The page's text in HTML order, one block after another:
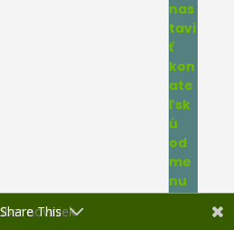
Share This
noviniek